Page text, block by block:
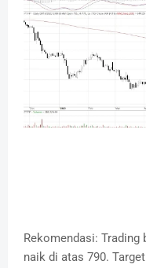
Rekomendasi: Trading
naik di atas 790.